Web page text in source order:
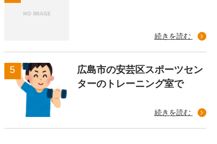
続きを読む
広島市の安芸区スポーツセン
ターのトレーニング室で
続きを読む